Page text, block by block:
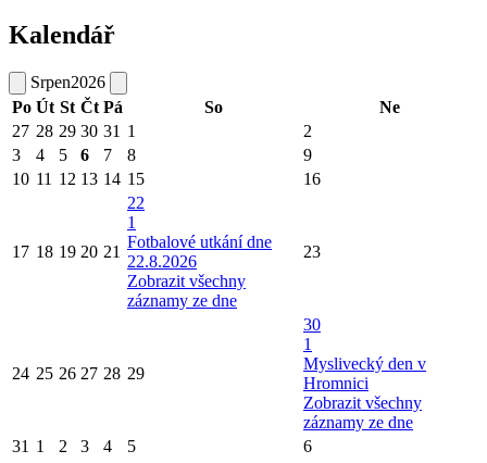
Kalendář
Srpen2026
Po Út St Čt Pá So
Ne
27 28 29 30 31 1
2
3
4 5 6 7 8
9
10 11 12 13 14 15 16
17 18 19 20 21
22
1
Fotbalové utkání dne
22.8.2026
Zobrazit všechny
záznamy ze dne
23
24 25 26 27 28 29
30
1
Myslivecký den v
Hromnici
Zobrazit všechny
záznamy ze dne
31 1 2 3 4 5 6